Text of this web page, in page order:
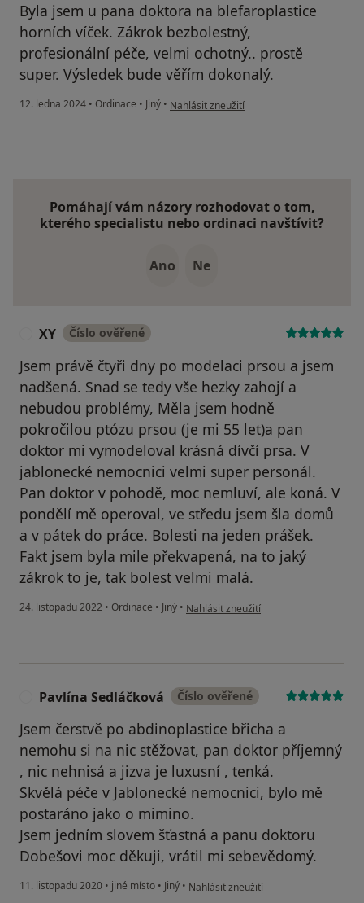
Byla jsem u pana doktora na blefaroplastice
horních víček. Zákrok bezbolestný,
profesionální péče, velmi ochotný.. prostě
super. Výsledek bude věřím dokonalý.
12. ledna 2024 • Ordinace • Jiný • podle názoru uživatele Inanna
Nahlásit zneužití
Pomáhají vám názory rozhodovat o tom,
kterého specialistu nebo ordinaci navštívit?
Ano Ne
XY Číslo ověřené
Jsem právě čtyři dny po modelaci prsou a jsem
nadšená. Snad se tedy vše hezky zahojí a
nebudou problémy, Měla jsem hodně
pokročilou ptózu prsou (je mi 55 let)a pan
doktor mi vymodeloval krásná dívčí prsa. V
jablonecké nemocnici velmi super personál.
Pan doktor v pohodě, moc nemluví, ale koná. V
pondělí mě operoval, ve středu jsem šla domů
a v pátek do práce. Bolesti na jeden prášek.
Fakt jsem byla mile překvapená, na to jaký
zákrok to je, tak bolest velmi malá.
24. listopadu 2022 • Ordinace • Jiný • podle názoru uživatele XY
Nahlásit zneužití
Pavlína Sedláčková Číslo ověřené
Jsem čerstvě po abdinoplastice břicha a
nemohu si na nic stěžovat, pan doktor příjemný
, nic nehnisá a jizva je luxusní , tenká.
Skvělá péče v Jablonecké nemocnici, bylo mě
postaráno jako o mimino.
Jsem jedním slovem šťastná a panu doktoru
Dobešovi moc děkuji, vrátil mi sebevědomý.
11. listopadu 2020 • jiné místo • Jiný • podle názoru uživatele Pavlína
Nahlásit zneužití